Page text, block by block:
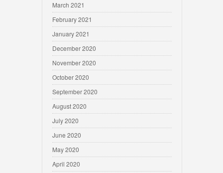
March 2021
February 2021
January 2021
December 2020
November 2020
October 2020
September 2020
August 2020
July 2020
June 2020
May 2020
April 2020